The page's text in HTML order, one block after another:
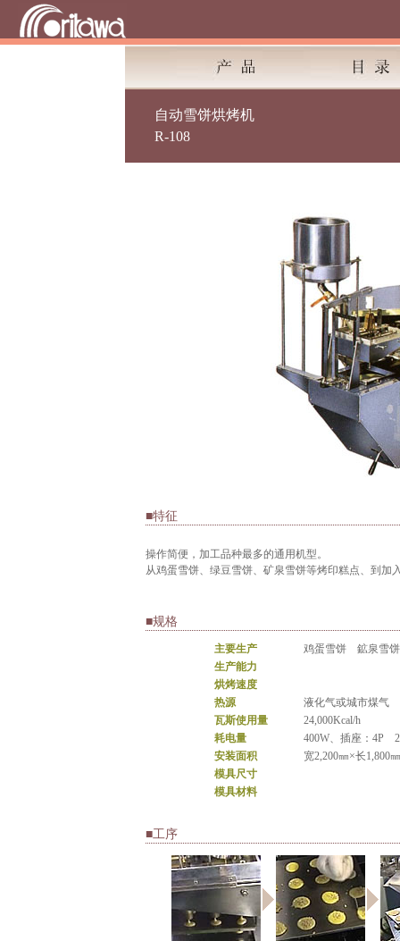
自动雪饼烘烤机
R-108
■特征
操作简便，加工品种最多的通用机型。
从鸡蛋雪饼、绿豆雪饼、矿泉雪饼等烤印糕点、到加
■规格
主要生产
鸡蛋雪饼 鉱泉雪饼
生产能力
烘烤速度
热源
液化气或城市煤气
瓦斯使用量
24,000Kcal/h
耗电量
400W、插座：4P
安装面积
宽2,200㎜×长1,800
模具尺寸
模具材料
■工序